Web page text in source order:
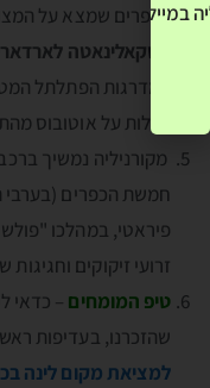
הכפרים שמצא על
הסקאלינאטה
המדרגות הפתלתל
לעלות על אוטובוס
מקורניליה נמשיך
חמשת הכפרים
פיראטי, במהלכו
זרועי זיקוקים
טיפ המומחים – כדאי
שהזכרנו, בעדיפות
למציאת מקום לינה
במייל שלך! »